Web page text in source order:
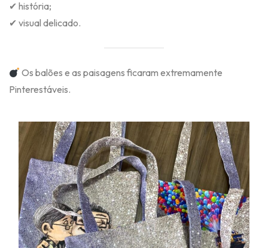
✔ história;
✔ visual delicado.
Os balões e as paisagens ficaram extremamente
Pinterestáveis.